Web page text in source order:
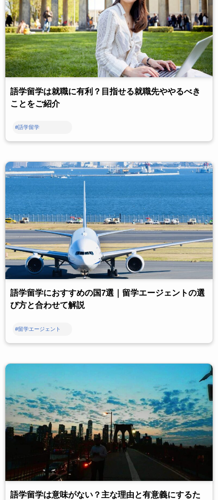
語学留学は就職に有利？目指せる就職先ややるべき
ことをご紹介
#語学留学
語学留学におすすめの国7選｜留学エージェントの選
び方と合わせて解説
#留学エージェント
語学留学は意味がない？主な理由と有意義にするた